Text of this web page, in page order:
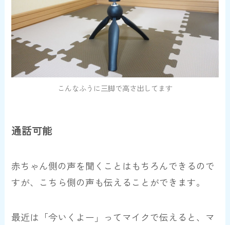
こんなふうに三脚で高さ出してます
通話可能
赤ちゃん側の声を聞くことはもちろんできるので
すが、こちら側の声も伝えることができます。
最近は「今いくよー」ってマイクで伝えると、マ